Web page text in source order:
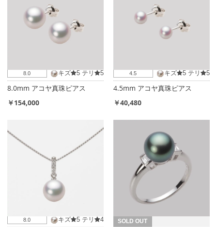
8.0 キズ 5 テリ 5
8.0mm アコヤ真珠ピアス
￥154,000
4.5 キズ 5 テリ 5
4.5mm アコヤ真珠ピアス
￥40,480
8.0 キズ 5 テリ 4 SOLD OUT